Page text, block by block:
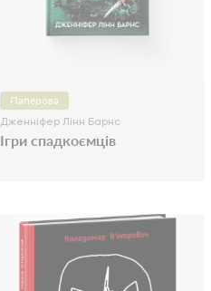
Паперова
Дженніфер Лінн Барнс
Ігри спадкоємців